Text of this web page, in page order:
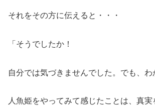
それをその方に伝えると・・・
「そうでしたか！
自分では気づきませんでした。でも、わ
人魚姫をやってみて感じたことは、真実